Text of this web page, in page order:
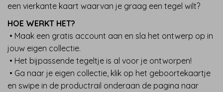
een vierkante kaart waarvan je graag een tegel wilt?
HOE WERKT HET?
• Maak een gratis account aan en sla het ontwerp op in
jouw eigen collectie.
• Het bijpassende tegeltje is al voor je ontworpen!
• Ga naar je eigen collectie, klik op het geboortekaartje
en swipe in de productrail onderaan de pagina naar